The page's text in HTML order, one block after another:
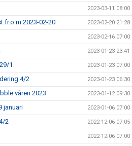
2023-03-11 08:00
fr.o.m 2023-02-20 2023-02-20 21:28
2023-02-16 07:00
2023-01-23 23:41
1 2023-01-23 07:00
4/2 2023-01-23 06:30
våren 2023 2023-01-12 09:30
januari 2023-01-06 07:00
2 2022-12-06 07:05
2022-12-06 07:00